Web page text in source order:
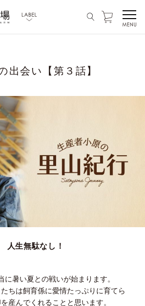
出会い【第３話】
人生無駄なし！
に暑い夏との戦いが始まります。
ちは飼育係に愛情たっぷりに育てら
産んでくれることと思います。